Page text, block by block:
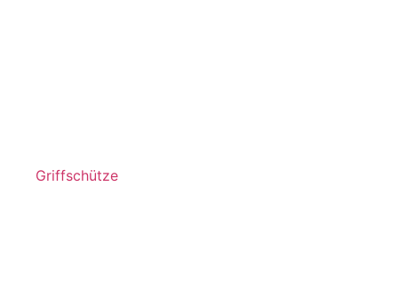
Griffschütze